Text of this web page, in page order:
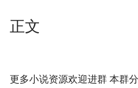
正文
更多小说资源欢迎进群 本群